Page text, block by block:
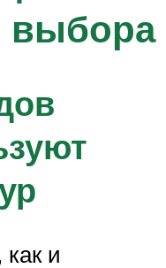
выбора
и